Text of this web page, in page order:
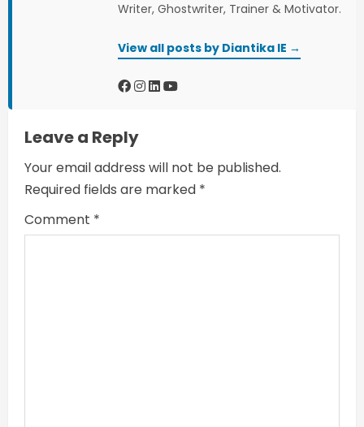
i
n
g
Writer, Ghostwriter, Trainer & Motivator.
View all posts by Diantika IE →
Leave a Reply
Your email address will not be published.
Required fields are marked *
Comment *